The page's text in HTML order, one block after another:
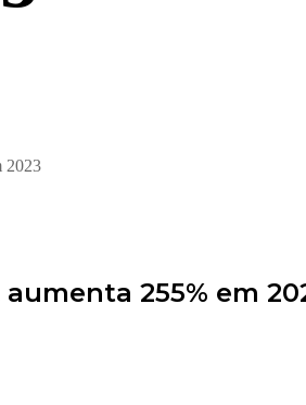
2023
255% em